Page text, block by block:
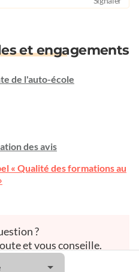
et engagements
de l'auto-école
des avis
« Qualité des formations au
?
et vous conseille.